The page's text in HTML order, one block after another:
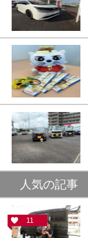
人気の記事
11